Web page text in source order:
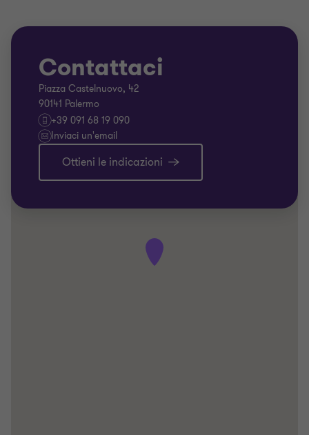
Contattaci
Piazza Castelnuovo, 42
90141 Palermo
+39 091 68 19 090
Inviaci un'email
Ottieni le indicazioni